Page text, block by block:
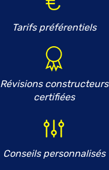
Tarifs préférentiels
Révisions constructeurs
certifiées
Conseils personnalisés